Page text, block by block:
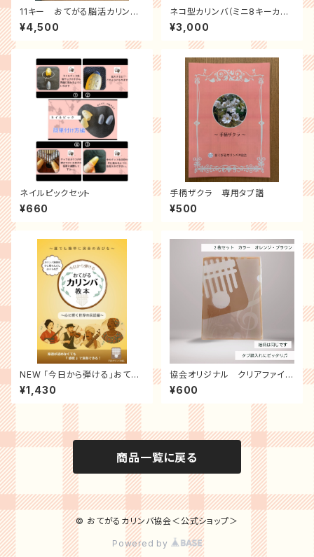
11キー おてがる脳活カリンバ
（シール付）
¥4,500
ネコ型カリンバ（ミニ8キーカリ
ンバ）set＜30台限定＞
¥3,000
ネイルピックセット
¥660
手柄ザクラ 専用タブ譜
¥500
NEW 「今日から弾ける」おてが
るカリンバ教本 (心に響く世界の
民謡編)
¥1,430
協会オリジナル クリアファイ
ル 2枚セット
¥600
商品一覧に戻る
© おてがるカリンバ協会＜公式ショップ＞
Powered by